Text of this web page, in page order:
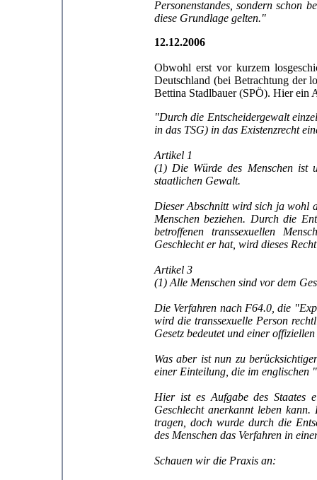
Personenstandes, sondern schon
diese Grundlage gelten."
12.12.2006
Obwohl erst vor kurzem
Deutschland (bei Betrachtung der
Bettina Stadlbauer (SPÖ). Hier ein
"Durch die Entscheidergewalt
in das TSG) in das Existenzrecht
Artikel 1
(1) Die Würde des Menschen ist
staatlichen Gewalt.
Dieser Abschnitt wird sich ja wohl
Menschen beziehen. Durch die
betroffenen transsexuellen
Geschlecht er hat, wird dieses
Artikel 3
(1) Alle Menschen sind vor dem
Die Verfahren nach F64.0, die
wird die transsexuelle Person
Gesetz bedeutet und einer
Was aber ist nun zu
einer Einteilung, die im englischen
Hier ist es Aufgabe des Staates
Geschlecht anerkannt leben
tragen, doch wurde durch die
des Menschen das Verfahren in
Schauen wir die Praxis an: